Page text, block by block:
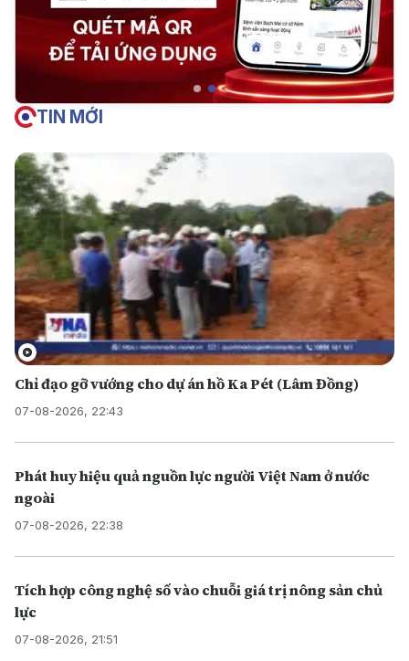
TIN MỚI
Chỉ đạo gỡ vướng cho dự án hồ Ka Pét (Lâm Đồng)
07-08-2026, 22:43
Phát huy hiệu quả nguồn lực người Việt Nam ở nước
ngoài
07-08-2026, 22:38
Tích hợp công nghệ số vào chuỗi giá trị nông sản chủ
lực
07-08-2026, 21:51